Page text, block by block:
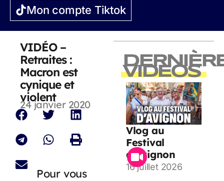
Mon compte Tiktok
VIDÉO –
Retraites :
Macron est
cynique et
violent
24 janvier 2020
Pour vous
VIDEOS
Vlog au
Festival
d’Avignon
16 juillet 2026